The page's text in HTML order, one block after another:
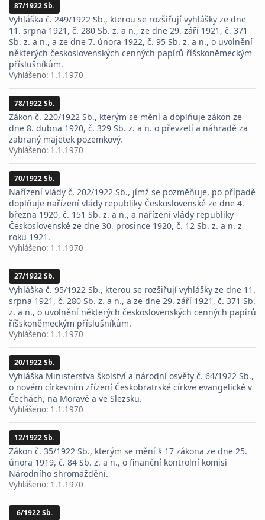
87/1922 Sb.
Vyhláška č. 249/1922 Sb., kterou se rozšiřují vyhlášky ze dne
11. srpna 1921, č. 280 Sb. z. a n., ze dne 29. září 1921, č. 371
Sb. z. a n., a ze dne 7. února 1922, č. 95 Sb. z. a n., o uvolnění
některých československých cenných papírů říšskoněmeckým
příslušníkům.
Vyhlášeno: 1.1.1970
78/1922 Sb.
Zákon č. 220/1922 Sb., kterým se mění a doplňuje zákon ze
dne 8. dubna 1920, č. 329 Sb. z. a n. o převzetí a náhradě za
zabraný majetek pozemkový.
Vyhlášeno: 1.1.1970
70/1922 Sb.
Nařízení vlády č. 202/1922 Sb., jímž se pozměňuje, po případě
doplňuje nařízení vlády republiky Československé ze dne 4.
března 1920, č. 151 Sb. z. a n., a nařízení vlády republiky
Československé ze dne 30. prosince 1920, č. 12 Sb. z. a n. z
roku 1921.
Vyhlášeno: 1.1.1970
27/1922 Sb.
Vyhláška č. 95/1922 Sb., kterou se rozšiřují vyhlášky ze dne 11.
srpna 1921, č. 280 Sb. z. a n., a ze dne 29. září 1921, č. 371 Sb.
z. a n., o uvolnění některých československých cenných papírů
říšskoněmeckým příslušníkům.
Vyhlášeno: 1.1.1970
20/1922 Sb.
Vyhláška Ministerstva školství a národní osvěty č. 64/1922 Sb.,
o novém církevním zřízení Českobratrské církve evangelické v
Čechách, na Moravě a ve Slezsku.
Vyhlášeno: 1.1.1970
12/1922 Sb.
Zákon č. 35/1922 Sb., kterým se mění § 17 zákona ze dne 25.
února 1919, č. 84 Sb. z. a n., o finanční kontrolní komisi
Národního shromáždění.
Vyhlášeno: 1.1.1970
6/1922 Sb.